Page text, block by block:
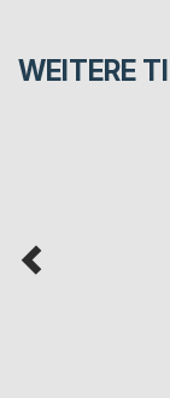
WEITERE